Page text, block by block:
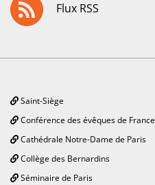
Flux RSS
Saint-Siège
Conférence des évêques de France
Cathédrale Notre-Dame de Paris
Collège des Bernardins
Séminaire de Paris